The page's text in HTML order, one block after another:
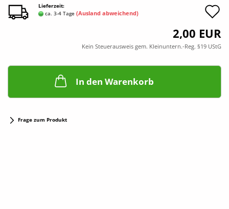
Lieferzeit:
ca. 3-4 Tage (Ausland abweichend)
2,00 EUR
Kein Steuerausweis gem. Kleinuntern.-Reg. §19 UStG
In den Warenkorb
Frage zum Produkt